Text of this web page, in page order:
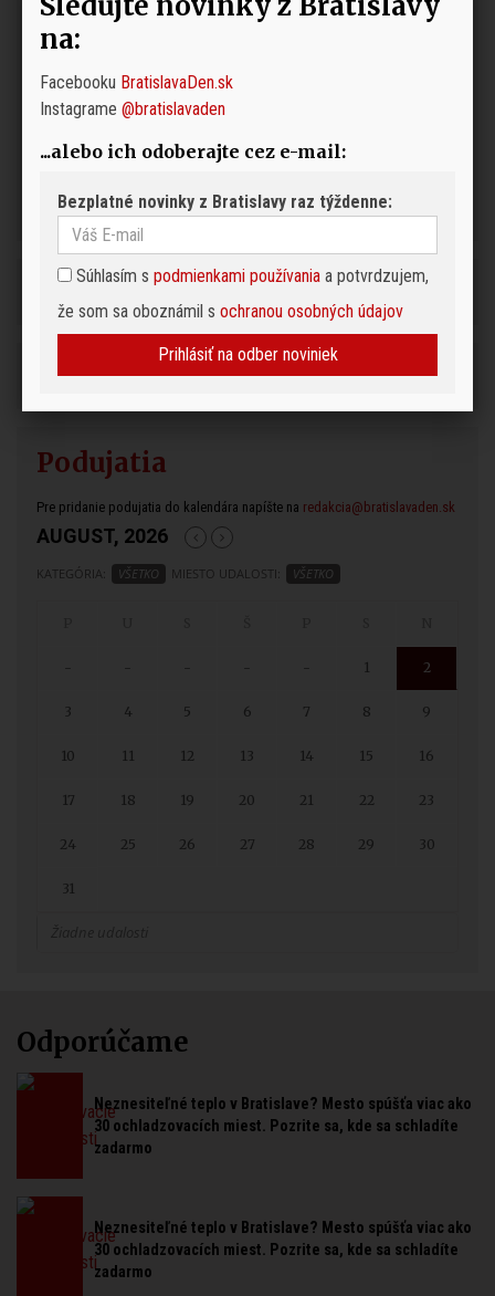
Podujatia
Pre pridanie podujatia do kalendára napíšte na redakcia@bratislavaden.sk
AUGUST, 2026
KATEGÓRIA: VŠETKO MIESTO UDALOSTI: VŠETKO
1 2
3 4 5 6 7 8 9
10 11 12 13 14 15 16
17 18 19 20 21 22 23
24 25 26 27 28 29 30
31
Odporúčame
Neznesiteľné teplo v Bratislave? Mesto spúšťa viac ako
30 ochladzovacích miest. Pozrite sa, kde sa schladíte
zadarmo
Neznesiteľné teplo v Bratislave? Mesto spúšťa viac ako
30 ochladzovacích miest. Pozrite sa, kde sa schladíte
zadarmo
na:
Facebooku BratislavaDen.sk
Instagrame @bratislavaden
...alebo ich odoberajte cez e-mail:
Bezplatné novinky z Bratislavy raz týždenne:
Súhlasím s podmienkami používania a potvrdzujem,
že som sa oboznámil s ochranou osobných údajov
Prihlásiť na odber noviniek